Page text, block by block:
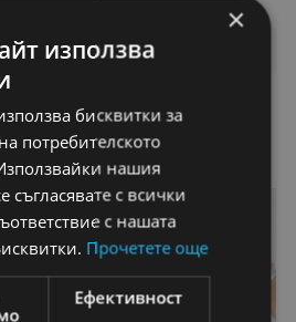
ПРОДУКТИ
50%
×
използва
бисквитки за
потребителското
нашия
съгласявате с всички
с нашата
Прочетете още
Ефективност